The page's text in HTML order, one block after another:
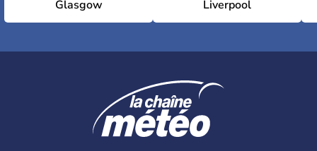
Glasgow Liverpool